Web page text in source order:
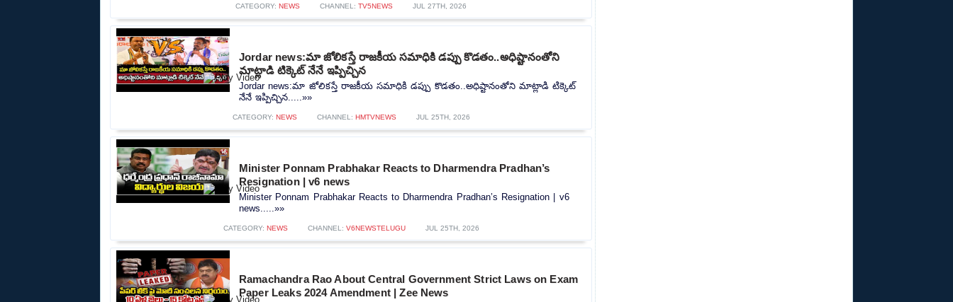
CATEGORY: NEWS CHANNEL: TV5NEWS JUL 27TH, 2026
Jordar news:మా జోలికస్తే రాజకీయ సమాధికి డప్పు కొడతం..అధిష్టానంతోని
మాట్లాడి టిక్కెట్ నేనే ఇప్పిచ్చిన
Jordar news:మా జోలికస్తే రాజకీయ సమాధికి డప్పు కొడతం..అధిష్టానంతోని మాట్లాడి టిక్కెట్
నేనే ఇప్పిచ్చిన.....»»
CATEGORY: NEWS CHANNEL: HMTVNEWS JUL 25TH, 2026
Minister Ponnam Prabhakar Reacts to Dharmendra Pradhan’s
Resignation | v6 news
Minister Ponnam Prabhakar Reacts to Dharmendra Pradhan’s Resignation | v6
news.....»»
CATEGORY: NEWS CHANNEL: V6NEWSTELUGU JUL 25TH, 2026
Ramachandra Rao About Central Government Strict Laws on Exam
Paper Leaks 2024 Amendment | Zee News